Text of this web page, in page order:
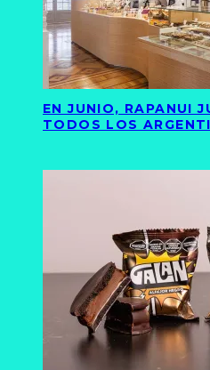
EN JUNIO, RAPANUI
TODOS LOS